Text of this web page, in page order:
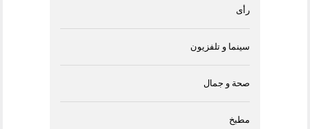
رأى
سينما و تلفزيون
صحة و جمال
مطبخ